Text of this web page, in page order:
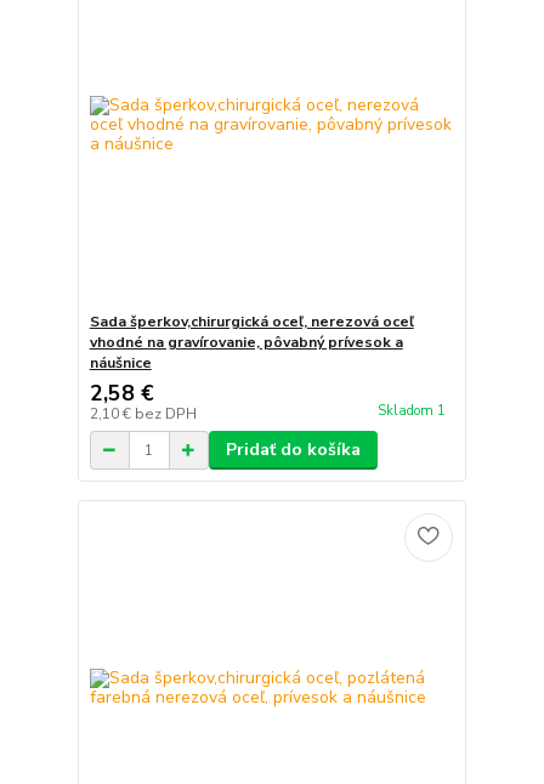
Sada šperkov,chirurgická oceľ, nerezová oceľ
vhodné na gravírovanie, pôvabný prívesok a
náušnice
2,58 €
2,10 € bez DPH Skladom 1
Pridať do košíka